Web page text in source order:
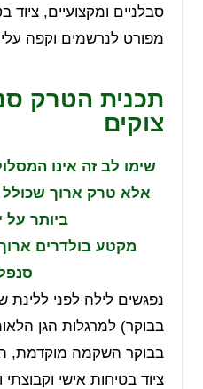
סבלניים ומקצועיים, ציוד
מפורט לנרשמים וקפה
תכנית הטרק
צוקים
שימו לב זה אינו
אלא טרק ארוך
ביותר
נפגשים לילה לפני
בבוקר) למרגלות הגן
בבוקר השקמה מוקדמת,
ציוד בטיחות אישי